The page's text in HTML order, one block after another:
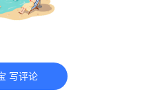
写评论